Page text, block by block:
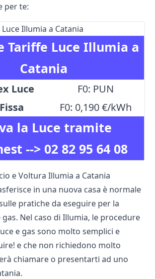
per te:
Illumia a Catania
la Luce tramite
--> 02 82 95 64 08
Tariffe Luce Illumia a
Catania
Luce
F0: PUN
F0: 0,190 €/kWh
e Voltura Illumia a Catania
in una nuova casa è normale
pratiche da eseguire per la
Nel caso di Illumia, le procedure
e gas sono molto semplici e
e che non richiedono molto
chiamare o presentarti ad uno